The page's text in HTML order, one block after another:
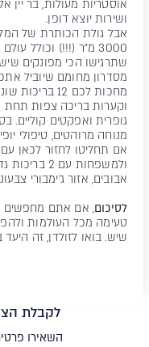
אוסטריות מעולות, בר יין
ושירות יוצא דופן.
אבל גולת הכותרת של
3000 מ"ר (!!!) וכולל
שתרגישו הכי מפונקים
מסדרון מחומם שיוביל
וקערות בריכה צפות תחת
גופרית ואפקטים קוליים.
מנוחה מרוהטים, טיפולי
אם תחליטו לחזור לכאן
ולמשפחות
אבובים, אזור ג'ימבורי
לסיכום, אם אתם מחפשים
טעימה מכל העולמות
שיש. בואו לזולדן, זה
לקבלת
השאירו